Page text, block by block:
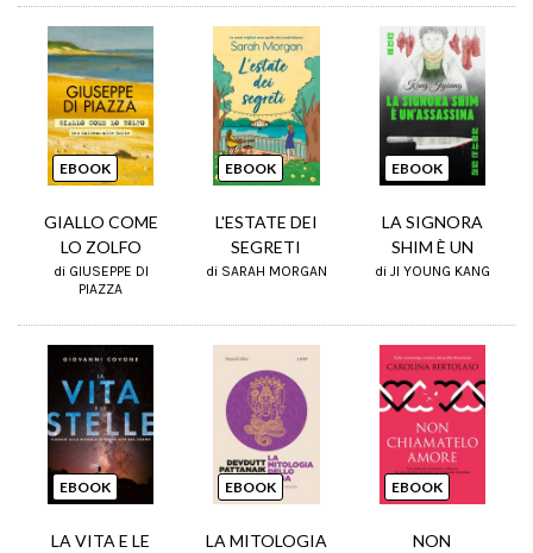
EBOOK
GIALLO COME
LO ZOLFO
di GIUSEPPE DI
PIAZZA
EBOOK
L'ESTATE DEI
SEGRETI
di SARAH MORGAN
EBOOK
LA SIGNORA
SHIM È UN
di JI YOUNG KANG
EBOOK
LA VITA E LE
EBOOK
LA MITOLOGIA
EBOOK
NON